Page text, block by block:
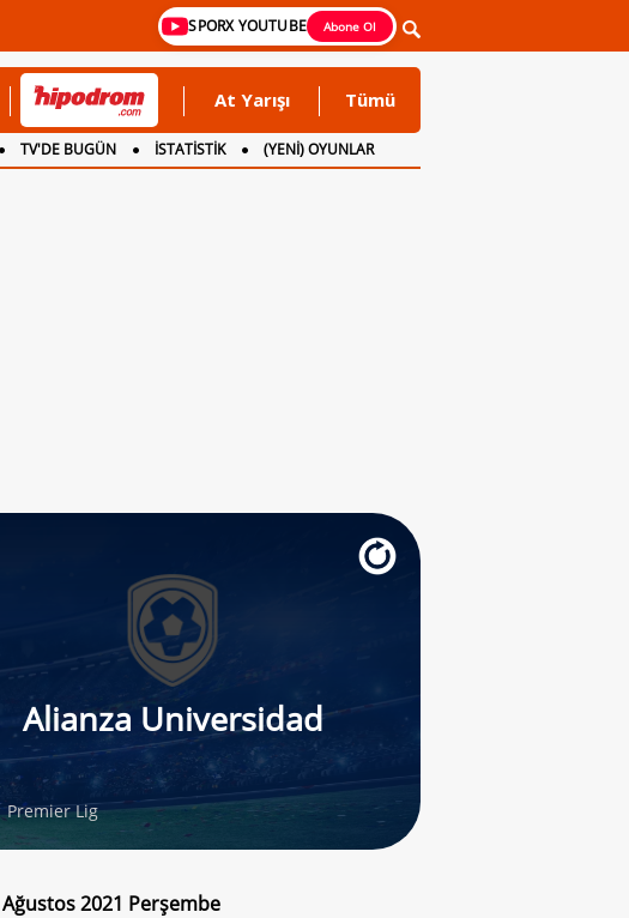
SPORX YOUTUBE Abone Ol
At Yarışı Tümü
TV'DE BUGÜN İSTATİSTİK
(YENİ) OYUNLAR
Alianza Universidad
Premier Lig
2021 Perşembe